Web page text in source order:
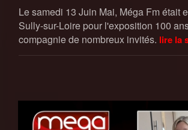
Le samedi 13 Juin Mai, Méga Fm était
Sully-sur-Loire pour l'exposition 100
compagnie de nombreux invités. lire la